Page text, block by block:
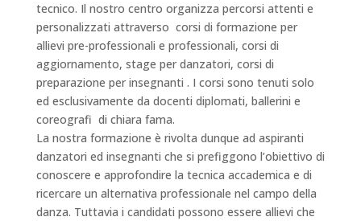
tecnico. Il nostro centro organizza percorsi attenti e
personalizzati attraverso corsi di formazione per
allievi pre-professionali e professionali, corsi di
aggiornamento, stage per danzatori, corsi di
preparazione per insegnanti . I corsi sono tenuti solo
ed esclusivamente da docenti diplomati, ballerini e
coreografi di chiara fama.
La nostra formazione è rivolta dunque ad aspiranti
danzatori ed insegnanti che si prefiggono l’obiettivo di
conoscere e approfondire la tecnica accademica e di
ricercare un alternativa professionale nel campo della
danza. Tuttavia i candidati possono essere allievi che